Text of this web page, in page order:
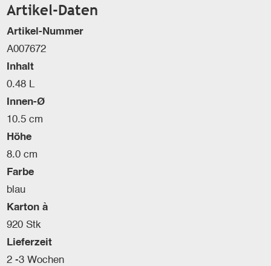
Artikel-Daten
Artikel-Nummer
A007672
Inhalt
0.48 L
Innen-Ø
10.5 cm
Höhe
8.0 cm
Farbe
blau
Karton à
920 Stk
Lieferzeit
2 -3 Wochen